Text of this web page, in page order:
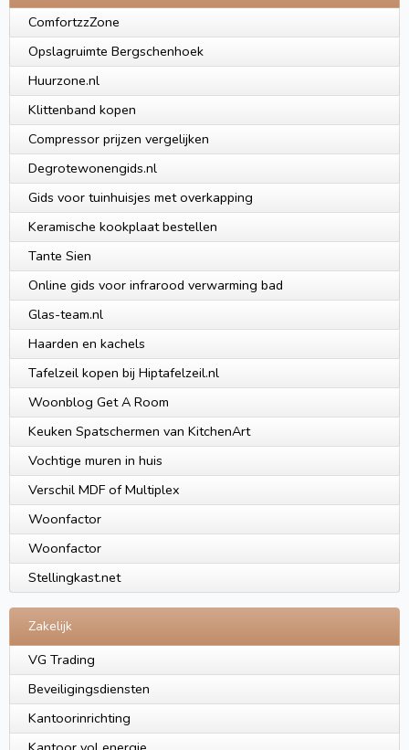
ComfortzzZone
Opslagruimte Bergschenhoek
Huurzone.nl
Klittenband kopen
Compressor prijzen vergelijken
Degrotewonengids.nl
Gids voor tuinhuisjes met overkapping
Keramische kookplaat bestellen
Tante Sien
Online gids voor infrarood verwarming bad
Glas-team.nl
Haarden en kachels
Tafelzeil kopen bij Hiptafelzeil.nl
Woonblog Get A Room
Keuken Spatschermen van KitchenArt
Vochtige muren in huis
Verschil MDF of Multiplex
Woonfactor
Woonfactor
Stellingkast.net
Zakelijk
VG Trading
Beveiligingsdiensten
Kantoorinrichting